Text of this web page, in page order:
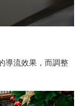
導流效果，而調整